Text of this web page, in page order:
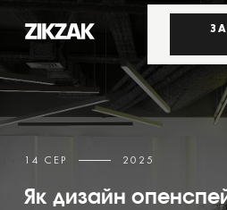
14 СЕР 2025
Як дизайн